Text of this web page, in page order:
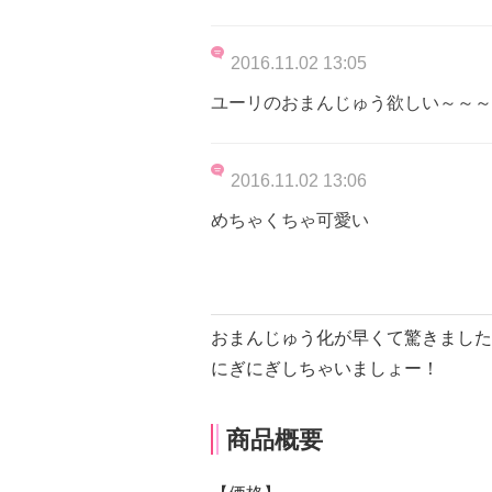
2016.11.02 13:05
ユーリのおまんじゅう欲しい～～
2016.11.02 13:06
めちゃくちゃ可愛い
おまんじゅう化が早くて驚きまし
にぎにぎしちゃいましょー！
商品概要